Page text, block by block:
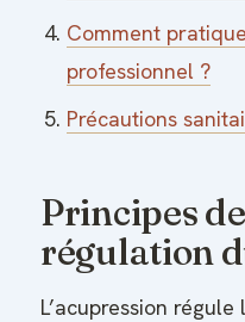
Comment
professionnel ?
Précautions
Principes
régulation
L’acupression